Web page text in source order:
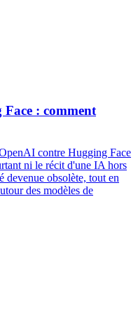
: comment
contre Hugging Face
ni le récit d'une IA hors
devenue obsolète, tout en
des modèles de